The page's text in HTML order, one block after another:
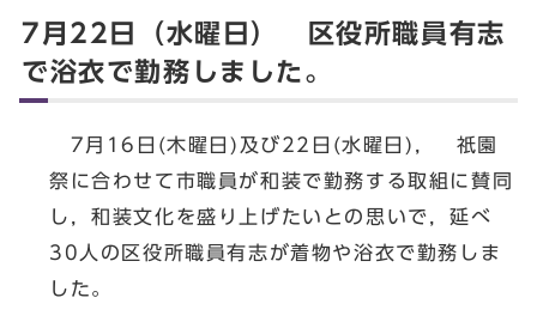
7月22日（水曜日） 区役所職員有志
で浴衣で勤務しました。
7月16日(木曜日)及び22日(水曜日)， 祇園
祭に合わせて市職員が和装で勤務する取組に賛同
し，和装文化を盛り上げたいとの思いで，延べ
30人の区役所職員有志が着物や浴衣で勤務しま
した。